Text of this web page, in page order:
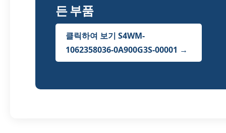
든 부품
클릭하여 보기 S4WM-
1062358036-0A900G3S-00001 →